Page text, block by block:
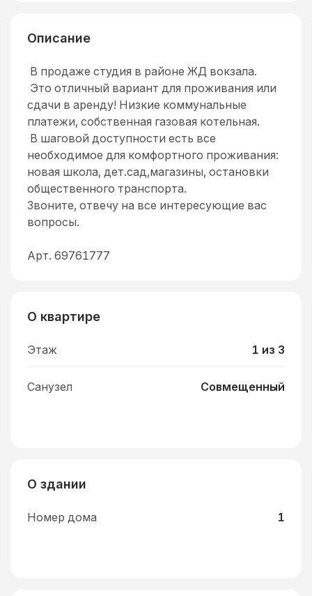
Описание
В продаже студия в районе ЖД вокзала.
Это отличный вариант для проживания или
сдачи в аренду! Низкие коммунальные
платежи, собственная газовая котельная.
В шаговой доступности есть все
необходимое для комфортного проживания:
новая школа, дет.сад,магазины, остановки
общественного транспорта.
Звоните, отвечу на все интересующие вас
вопросы.
Арт. 69761777
О квартире
Этаж 1 из 3
Санузел Совмещенный
О здании
Номер дома 1